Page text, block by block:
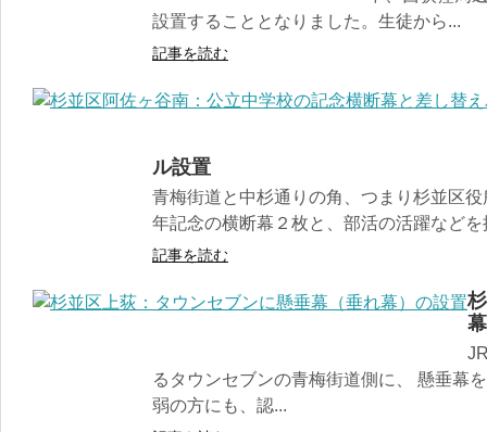
設置することとなりました。生徒から...
記事を読む
ル設置
青梅街道と中杉通りの角、つまり杉並区
年記念の横断幕２枚と、部活の活躍などを
記事を読む
るタウンセブンの青梅街道側に、 懸垂幕
弱の方にも、認...